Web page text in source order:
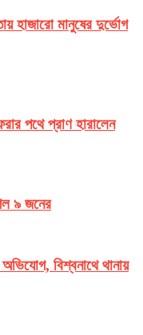
হাজারো মানুষের দুর্ভোগ
পথে প্রাণ হারালেন
৯ জনের
বিশ্বনাথে থানায়